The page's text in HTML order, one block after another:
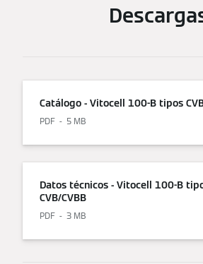
Catálogo - Vitocell 100-B tipos
PDF 5 MB
Datos técnicos - Vitocell 100-B
CVB/CVBB
PDF 3 MB